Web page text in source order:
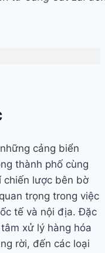
cảng biển
thành phố cùng
chiến lược bên bờ
trọng trong việc
tế và nội địa. Đặc
xử lý hàng hóa
rời, đến các loại